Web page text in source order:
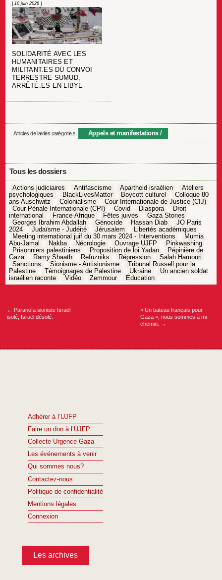
| 10 juin 2026 |
SOLIDARITÉ AVEC LES
HUMANITAIRES ET
MILITANT.ES DU CONVOI
TERRESTRE SUMUD,
ARRÊTÉ.ES EN LIBYE
Articles de la/des catégorie.s Appels et manifestations
Tous les dossiers
Actions judiciaires Antifascisme Apartheid israélien
Ateliers
psychologiques
BlackLivesMatter Boycott culturel
Colloque 80
ans Auschwitz
Colonialisme
Cour Internationale de Justice (CIJ)
Cour Pénale Internationale (CPI)
Covid Diaspora
Droit
international
France-Afrique Fêtes juives
Gaza Stories
Georges Ibrahim Abdallah
Génocide Hassan Diab
JO Paris
2024
Judaïsme - Judéité Jérusalem
Libertés académiques
Meeting international juif du 30 mars 2024 - Interventions
Mumia
Abu-Jamal
Nakba Nécrologie Ouvrage UJFP
Pinkwashing
Prisonniers palestiniens
Proposition de loi Yadan
Pépinière de
Gaza
Ramy Shaath Refuzniks Répression
Salah Hamouri
Sanctions
Sionisme - Antisionisme
Tribunal Russell pour la
Palestine
Témoignages de Palestine Ukraine
Un ancien soldat
israélien raconte
Vidéo Zemmour Éducation
Navigation
← Paranoïa sioniste Israël
isolé, Israël désolé.
« Un bateau français pour
Gaza », nous sommes à mi
chemin.
→
Adhérer à l’UJFP
Faire un don à l’UJFP
Collecte Urgence Gaza
Les événements à venir
Qui sommes nous?
Contactez-nous
Politique de confidentialité
Mentions légales
Connexion
Les archives